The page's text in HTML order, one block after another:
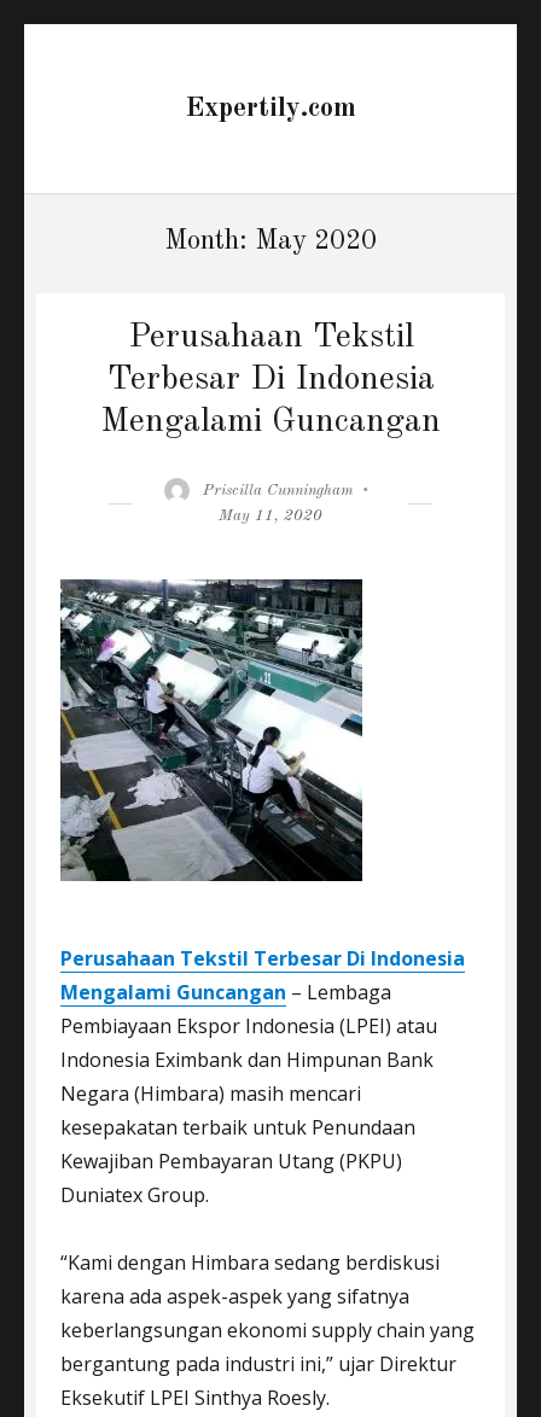
Expertily.com
Month: May 2020
Perusahaan Tekstil
Terbesar Di Indonesia
Mengalami Guncangan
Author
Priscilla Cunningham
May 11, 2020
Perusahaan Tekstil Terbesar Di Indonesia
Mengalami Guncangan – Lembaga
Pembiayaan Ekspor Indonesia (LPEI) atau
Indonesia Eximbank dan Himpunan Bank
Negara (Himbara) masih mencari
kesepakatan terbaik untuk Penundaan
Kewajiban Pembayaran Utang (PKPU)
Duniatex Group.
“Kami dengan Himbara sedang berdiskusi
karena ada aspek-aspek yang sifatnya
keberlangsungan ekonomi supply chain yang
bergantung pada industri ini,” ujar Direktur
Eksekutif LPEI Sinthya Roesly.